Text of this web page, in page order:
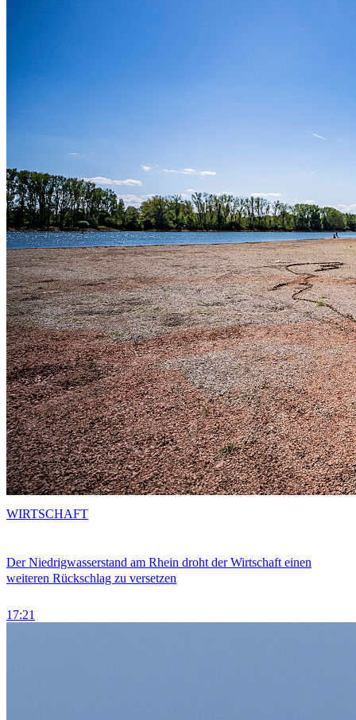
Der Niedrigwasserstand am Rhein droht der Wirtschaft einen
weiteren Rückschlag zu versetzen
17:21
WIRTSCHAFT